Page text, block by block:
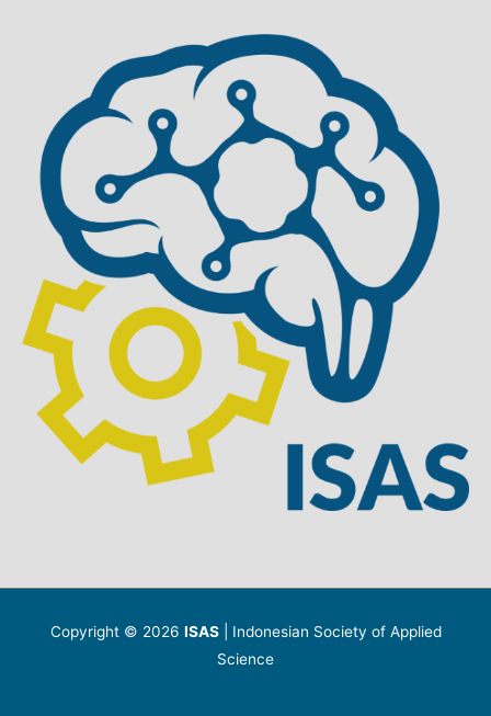
Copyright © 2026 ISAS| Indonesian Society of Applied
Science